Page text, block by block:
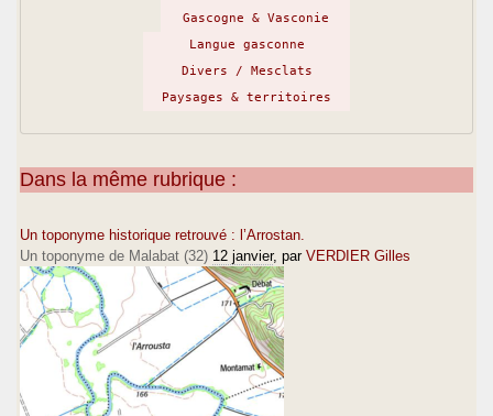
Gascogne & Vasconie
Langue gasconne
Divers / Mesclats
Paysages & territoires
Dans la même rubrique :
Un toponyme historique retrouvé : l’Arrostan.
Un toponyme de Malabat (32) 12 janvier, par VERDIER Gilles